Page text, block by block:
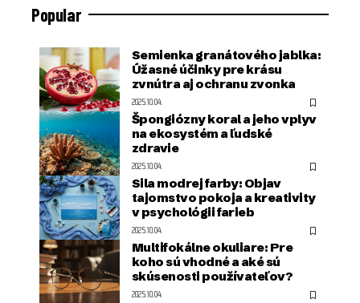
Popular
Semienka granátového jablka:
Úžasné účinky pre krásu
zvnútra aj ochranu zvonka
2025.10.04.
Špongiózny koral a jeho vplyv
na ekosystém a ľudské
zdravie
2025.10.04.
Sila modrej farby: Objav
tajomstvo pokoja a kreativity
v psychológii farieb
2025.10.04.
Multifokálne okuliare: Pre
koho sú vhodné a aké sú
skúsenosti používateľov?
2025.10.04.